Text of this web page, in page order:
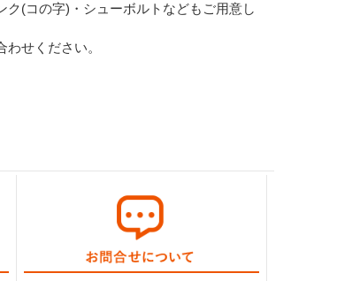
ク(コの字)・シューボルトなどもご用意し
せください。